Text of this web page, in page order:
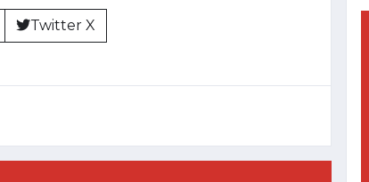
Twitter X